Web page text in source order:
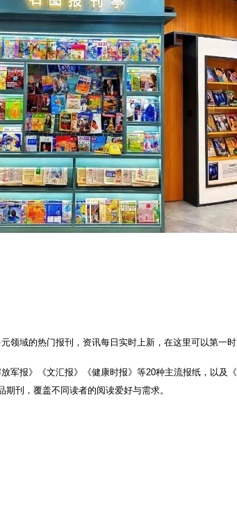
领域的热门报刊，资讯每日实时上新，在这里可以第一
军报》《文汇报》《健康时报》等20种主流报纸，以及
刊，覆盖不同读者的阅读爱好与需求。